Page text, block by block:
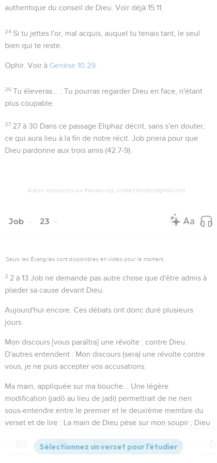
authentique du conseil de Dieu. Voir déjà 15.11
24 Si tu jettes l'or , mal acquis, auquel tu tenais tant, le seul
bien qui te reste.
Ophir . Voir à Genèse 10.29
26 Tu éleveras...
: Tu pourras regarder Dieu en face, n'étant
plus coupable.
27 27 à 30 Dans ce passage Eliphaz décrit, sans s'en douter,
ce qui aura lieu à la fin de notre récit. Job priera pour que
Dieu pardonne aux trois amis (42.7-9).
Autres ressources sur theotex.org, contact theotex@gmail.com
Job 23
Seuls les Évangiles sont disponibles en vidéo pour le moment.
2 2 à 13 Job ne demande pas autre chose que d'être admis à
plaider sa cause devant Dieu.
Aujourd'hui encore . Ces débats ont donc duré plusieurs
jours.
Mon discours [vous paraîtra] une révolte : contre Dieu.
D'autres entendent : Mon discours (sera) une révolte contre
vous, je ne puis accepter vos accusations.
Ma main , appliquée sur ma bouche... Une légère
modification (jadô au lieu de jadi) permettrait de ne rien
sous-entendre entre le premier et le deuxième membre du
verset et de lire : La main de Dieu pèse sur mon soupir ; Dieu
Versions Commentaires Strong